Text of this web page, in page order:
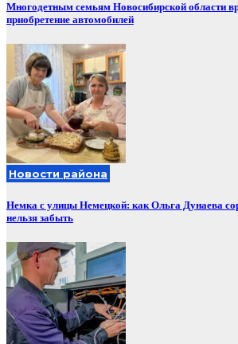
Многодетным семьям Новосибирской области
приобретение автомобилей
Новости района
Немка с улицы Немецкой: как Ольга Дунаева
нельзя забыть